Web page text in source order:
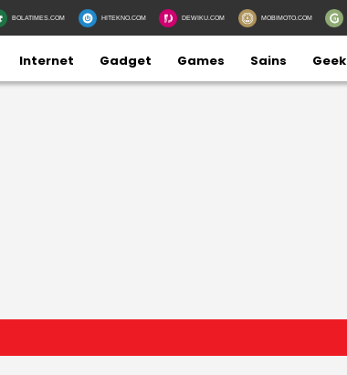
BOLATIMES.COM HITEKNO.COM DEWIKU.COM MOBIMOTO.COM
Internet Gadget Games Sains Geek